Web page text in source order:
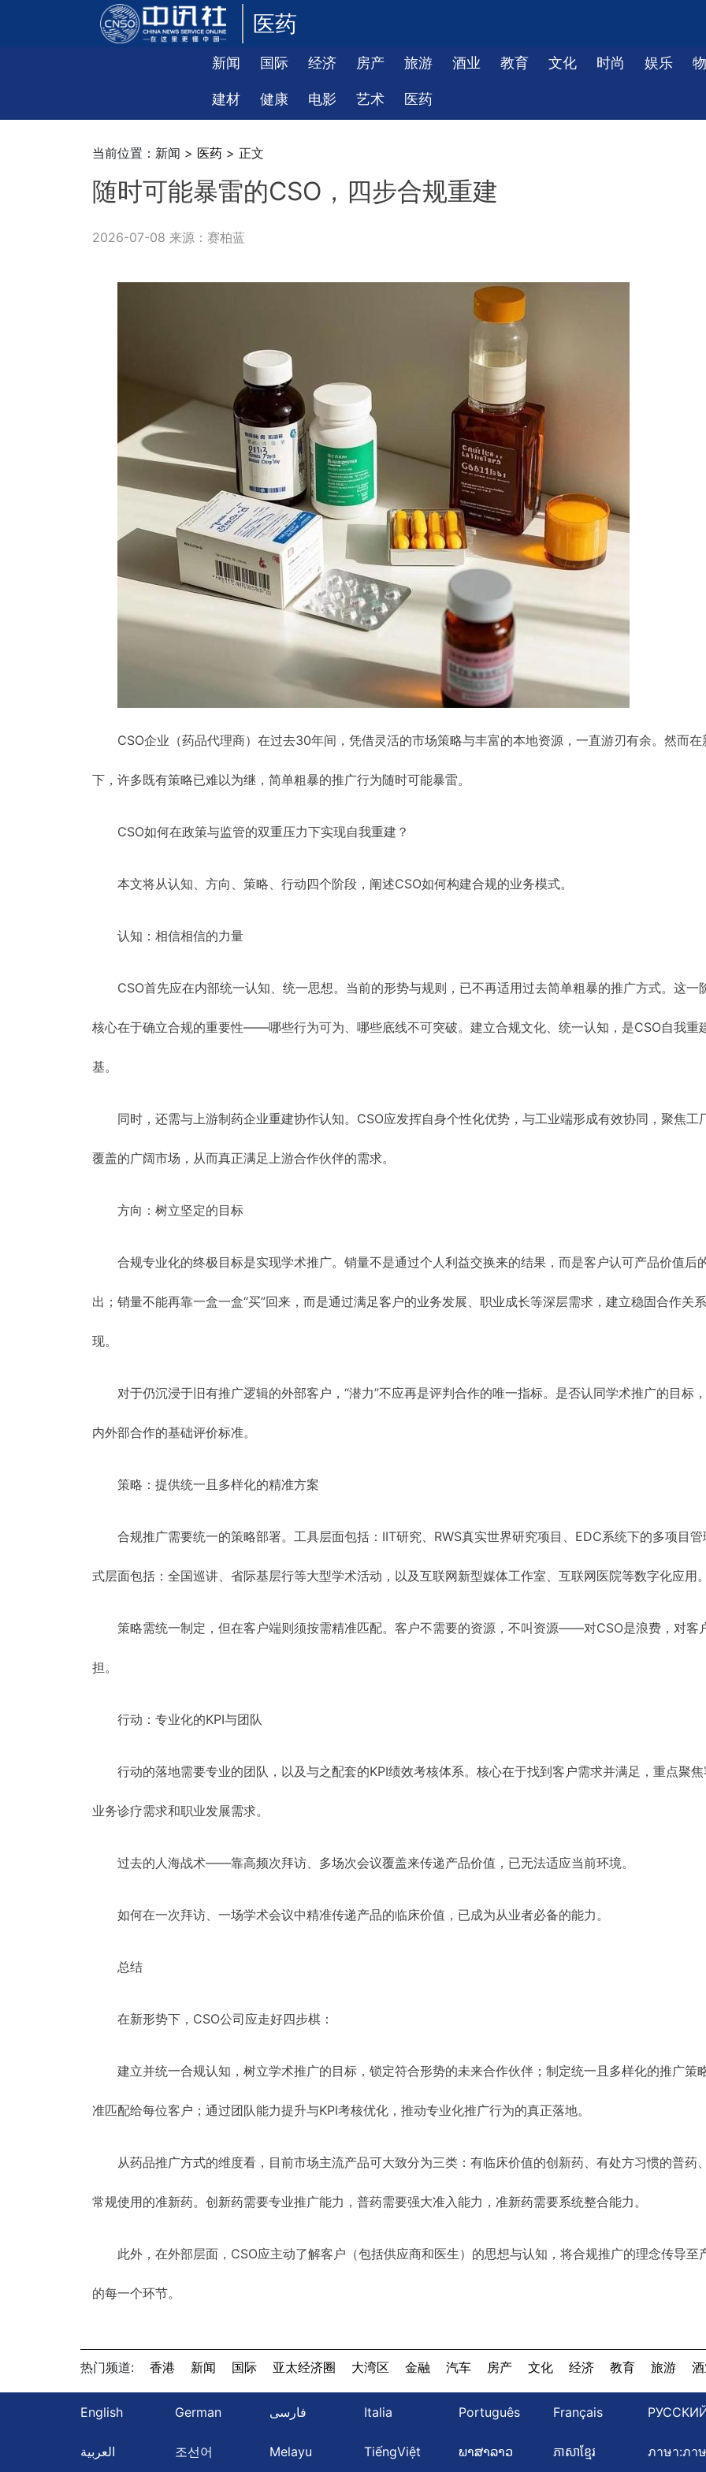
医药
新闻 国际 经济 房产 旅游 酒业 教育 文化 时尚 娱乐
建材 健康 电影 艺术 医药
当前位置：新闻 > 医药 > 正文
随时可能暴雷的CSO，四步合规重建
2026-07-08 来源：赛柏蓝
CSO企业（药品代理商）在过去30年间，凭借灵活的市场策略与丰富的本地资源，一直游刃有余。然而在
下，许多既有策略已难以为继，简单粗暴的推广行为随时可能暴雷。
CSO如何在政策与监管的双重压力下实现自我重建？
本文将从认知、方向、策略、行动四个阶段，阐述CSO如何构建合规的业务模式。
认知：相信相信的力量
CSO首先应在内部统一认知、统一思想。当前的形势与规则，已不再适用过去简单粗暴的推广方式。这一
核心在于确立合规的重要性——哪些行为可为、哪些底线不可突破。建立合规文化、统一认知，是CSO自我重
基。
同时，还需与上游制药企业重建协作认知。CSO应发挥自身个性化优势，与工业端形成有效协同，聚焦工
覆盖的广阔市场，从而真正满足上游合作伙伴的需求。
方向：树立坚定的目标
合规专业化的终极目标是实现学术推广。销量不是通过个人利益交换来的结果，而是客户认可产品价值后
出；销量不能再靠一盒一盒“买”回来，而是通过满足客户的业务发展、职业成长等深层需求，建立稳固合作关
现。
对于仍沉浸于旧有推广逻辑的外部客户，“潜力”不应再是评判合作的唯一指标。是否认同学术推广的目标
内外部合作的基础评价标准。
策略：提供统一且多样化的精准方案
合规推广需要统一的策略部署。工具层面包括：IIT研究、RWS真实世界研究项目、EDC系统下的多项目管
式层面包括：全国巡讲、省际基层行等大型学术活动，以及互联网新型媒体工作室、互联网医院等数字化应用。
策略需统一制定，但在客户端则须按需精准匹配。客户不需要的资源，不叫资源——对CSO是浪费，对客
担。
行动：专业化的KPI与团队
行动的落地需要专业的团队，以及与之配套的KPI绩效考核体系。核心在于找到客户需求并满足，重点聚
业务诊疗需求和职业发展需求。
过去的人海战术——靠高频次拜访、多场次会议覆盖来传递产品价值，已无法适应当前环境。
如何在一次拜访、一场学术会议中精准传递产品的临床价值，已成为从业者必备的能力。
总结
在新形势下，CSO公司应走好四步棋：
建立并统一合规认知，树立学术推广的目标，锁定符合形势的未来合作伙伴；制定统一且多样化的推广策
准匹配给每位客户；通过团队能力提升与KPI考核优化，推动专业化推广行为的真正落地。
从药品推广方式的维度看，目前市场主流产品可大致分为三类：有临床价值的创新药、有处方习惯的普药
常规使用的准新药。创新药需要专业推广能力，普药需要强大准入能力，准新药需要系统整合能力。
此外，在外部层面，CSO应主动了解客户（包括供应商和医生）的思想与认知，将合规推广的理念传导至
的每一个环节。
热门频道: 香港 新闻 国际 亚太经济圈 大湾区 金融 汽车 房产 文化 经济 教育 旅游
English German فارسی Italia Português Français
العربية 조선어 Melayu TiếngViệt ພາສາລາວ ភាសាខ្មែរ ภาษา:ภาษ